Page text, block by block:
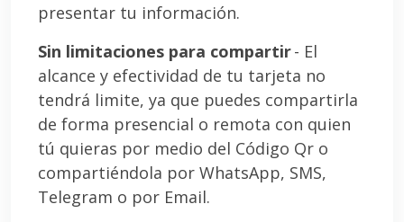
presentar tu información.
Sin limitaciones para compartir- El
alcance y efectividad de tu tarjeta no
tendrá limite, ya que puedes compartirla
de forma presencial o remota con quien
tú quieras por medio del Código Qr o
compartiéndola por WhatsApp, SMS,
Telegram o por Email.